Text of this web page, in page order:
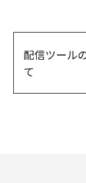
配信ツール
て